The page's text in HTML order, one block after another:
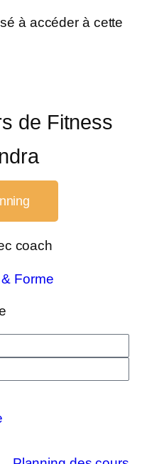
à accéder à cette
de Fitness